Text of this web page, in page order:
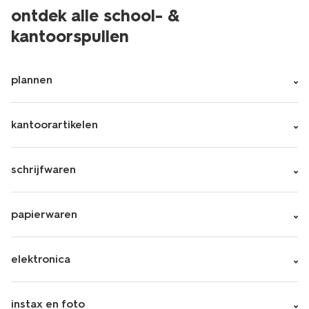
ontdek alle school- &
kantoorspullen
plannen
kantoorartikelen
schrijfwaren
papierwaren
elektronica
instax en foto